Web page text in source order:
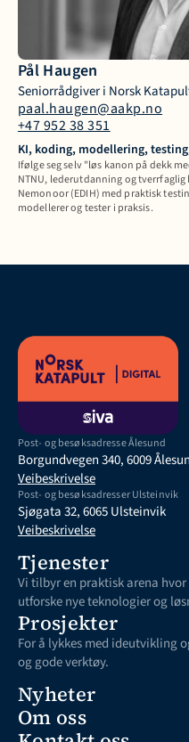
Pål Haugen
Seniorrådgiver i Norsk
paal.haugen@aakp.no
+47 952 38 351
KI, koding, modellering,
Ifølge seg selv "løs kanon på dekk
NTNU, lederutdanning og
Nemonoor (EDIH) med praktisk
modellerer og tester i praksis.
Post- og besøksadresse Ålesund
Borgundvegen 340, 6009
Veibeskrivelse
Post- og besøksadresser Ulsteinvik
Sjøgata 32, 6065 Ulsteinvik
Veibeskrivelse
Tjenester
Vi tilbyr en praktisk arena
utforske nye teknologier og
Prosjekter
For å lykkes med ideutvikling
og gode verktøy.
Nyheter
Om oss